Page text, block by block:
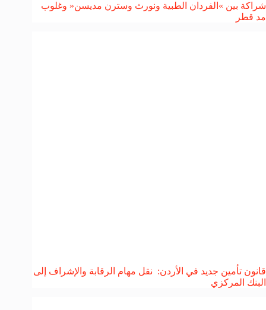
شراكة بين »الفردان الطبية ونورث وسترن مديسن« وغلوب
مد قطر
قانون تأمين جديد في الأردن: نقل مهام الرقابة والإشراف إلى
البنك المركزي